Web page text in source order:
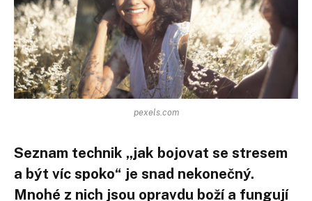
pexels.com
Seznam technik „jak bojovat se stresem
a být víc spoko“ je snad nekonečný.
Mnohé z nich jsou opravdu boží a fungují